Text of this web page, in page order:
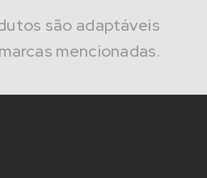
são adaptáveis
mencionadas.